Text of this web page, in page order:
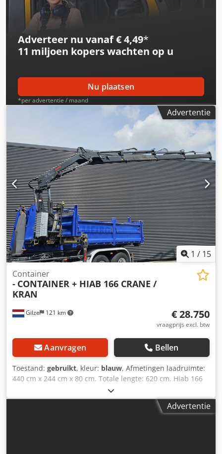
toelaatbaar gewicht: 3.000 kg Staat Algemene staat: zeer
goed Technische staat: zeer goed Optische staat: zeer
goed Productveiligheid Fabrikant: Shanghai Shengji
Verdere informatie Neem contact op met Arne Honingh
voor meer informatie.
Adverteer nu vanaf € 4,49*
11 miljoen koperswachten op u
Nu plaatsen
*per advertentie / maand
Advertentie
1 / 15
Gilze 121 km
Container
- CONTAINER + HIAB 166 CRANE /
KRAN
€ 28.750
vraagprijs excl. btw
Aanvragen Bellen
Toestand: gebruikt, kleur: blauw, Afmetingen laadruimte:
440 cm x 244 cm x 80 cm. Totale lengte: 620 cm. Hiab 166
E-3 DUO 2 x stabilisatorpoot. 3 x hydraulische uitschuif. 5e
+ 6e functie (rotator-grafiek) = Verdere informatie = Kraan:
Hiab Type: CONTAINER + HIAB 166 KRAAN Dedew Ibf Aepfx
Advertentie